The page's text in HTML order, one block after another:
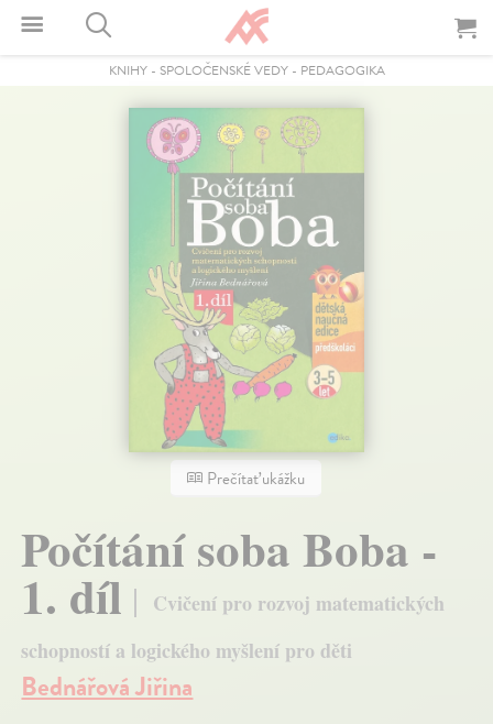
KNIHY- SPOLOČENSKÉ VEDY- PEDAGOGIKA
Prečítať ukážku
Počítání soba Boba -
1. díl
Cvičení pro rozvoj matematických
schopností a logického myšlení pro děti
Bednářová Jiřina